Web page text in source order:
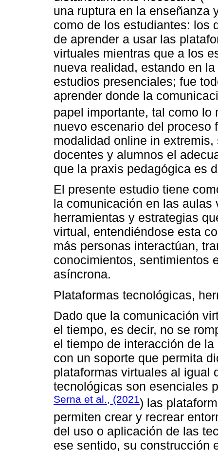
una ruptura en la enseñanza
como de los estudiantes: los
de aprender a usar las
virtuales mientras que a los
nueva realidad, estando en
estudios presenciales; fue
aprender donde la
papel importante, tal como
nuevo escenario del proceso
modalidad online in
docentes y alumnos el
que la praxis pedagógica es
El presente estudio tiene
la comunicación en las
herramientas y estrategias
virtual, entendiéndose esta
más personas interactúan,
conocimientos, sentimientos
asíncrona.
Plataformas tecnológicas,
Dado que la comunicación
el tiempo, es decir, no se
el tiempo de interacción de
con un soporte que permita
plataformas virtuales al igual
tecnológicas son esenciales
Serna et al., (2021) las
permiten crear y recrear
del uso o aplicación de las
ese sentido, su construcción